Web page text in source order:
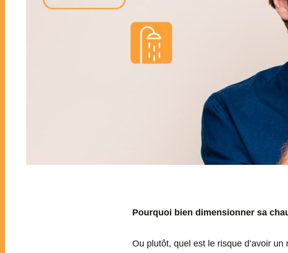
Pourquoi bien dimensionner sa
Ou plutôt, quel est le risque d’avoir